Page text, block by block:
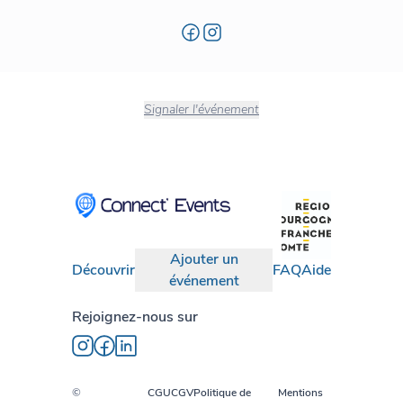
Signaler l'événement
Découvrir
Ajouter un
événement
FAQAide
Rejoignez-nous sur
© CGUCGVPolitique de Mentions